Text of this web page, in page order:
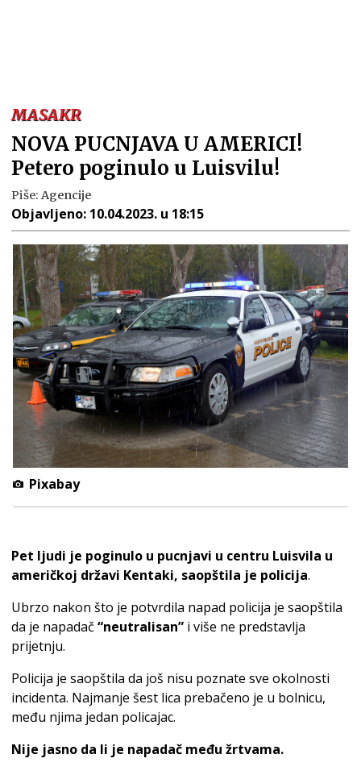
MASAKR
NOVA PUCNJAVA U AMERICI!
Petero poginulo u Luisvilu!
Piše: Agencije
Objavljeno: 10.04.2023. u 18:15
Pixabay
Pet ljudi je poginulo u pucnjavi u centru Luisvila u
američkoj državi Kentaki, saopštila je policija.
Ubrzo nakon što je potvrdila napad policija je saopštila
da je napadač “neutralisan” i više ne predstavlja
prijetnju.
Policija je saopštila da još nisu poznate sve okolnosti
incidenta. Najmanje šest lica prebačeno je u bolnicu,
među njima jedan policajac.
Nije jasno da li je napadač među žrtvama.